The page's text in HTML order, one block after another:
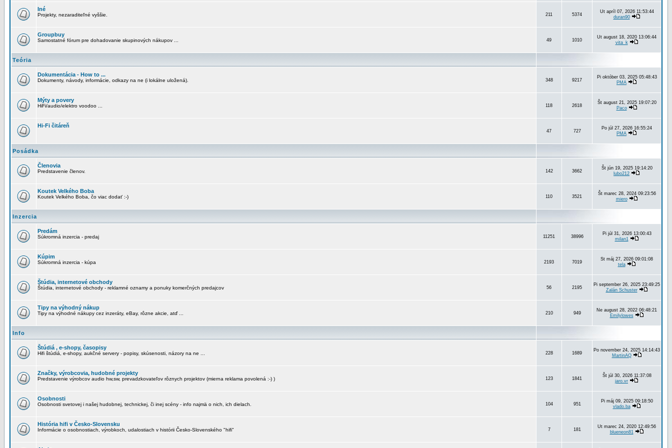
Iné
Projekty, nezaraditeľné vyššie. 211 5374
Ut apríl 07, 2026 11:53:44
duran90
Groupbuy
Samostatné fórum pre dohadovanie skupinových nákupov ... 49 1010
Ut august 18, 2020 13:06:44
vita_k
Teória
Dokumentácia - How to ...
Dokumenty, návody, informácie, odkazy na ne (i lokálne uložená). 348 9217
Pi október 03, 2025 05:48:43
PMA
Mýty a povery
HiFi/audio/elektro voodoo ... 118 2618
Št august 21, 2025 19:07:20
Paco
Hi-Fi čitáreň
47 727
Po júl 27, 2026 16:55:24
PMA
Posádka
Členovia
Predstavenie členov. 142 3662
Št jún 19, 2025 19:14:20
lubo212
Koutek Velkého Boba
Koutek Velkého Boba, čo viac dodať :-) 110 3521
Št marec 28, 2024 09:23:56
miero
Inzercia
Predám
Súkromná inzercia - predaj 11251 38996
Pi júl 31, 2026 13:00:43
milan1
Kúpim
Súkromná inzercia - kúpa 2193 7019
St máj 27, 2026 09:01:08
tela
Štúdia, internetové obchody
Štúdia, internetové obchody - reklamné oznamy a ponuky komerčných predajcov 56 2195
Pi september 26, 2025 23:49:25
Zalán Schuster
Tipy na výhodný nákup
Tipy na výhodné nákupy cez inzeráty, eBay, rôzne akcie, atď ... 210 949
Ne august 28, 2022 06:48:21
Emilylowes
Info
Štúdiá , e-shopy, časopisy
Hifi štúdiá, e-shopy, aukčné servery - popisy, skúsenosti, názory na ne ... 228 1689
Po november 24, 2025 14:14:43
MartinAQ
Značky, výrobcovia, hudobné projekty
Predstavenie výrobcov audio hw,sw, prevadzkovateľov rôznych projektov (mierna reklama povolená :-) ) 123 1841
Št júl 30, 2026 11:37:08
jaro.vr
Osobnosti
Osobnosti svetovej i našej hudobnej, technickej, či inej scény - info najmä o nich, ich dielach. 104 951
Pi máj 09, 2025 09:18:50
vlado.ba
História hifi v Česko-Slovensku
Informácie o osobnostiach, výrobkoch, udalostiach v histórii Česko-Slovenského "hifi" 7 181
Ut marec 24, 2020 12:49:56
blueneon81